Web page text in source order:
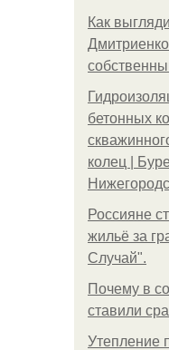
Как
бетонных
колец |
Россияне
жильё за
Случай".
Почему в
ставили
Утепление